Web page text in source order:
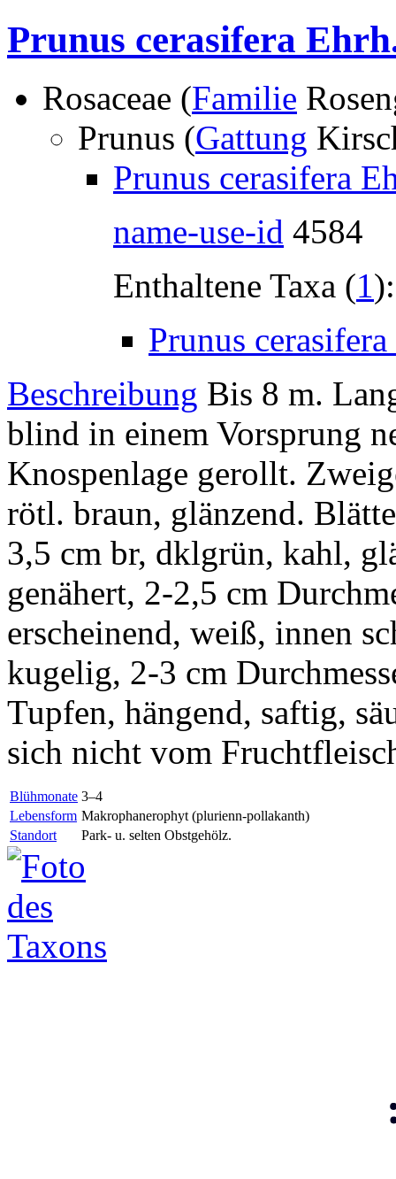
Prunus cerasifera
Rosaceae (Familie
Prunus (Gattung
Prunus cerasifera
name-use-id 4584
Enthaltene Taxa (1):
Prunus
Beschreibung Bis 8 m.
blind in einem Vorsprung
Knospenlage gerollt.
rötl. braun, glänzend.
3,5 cm br, dklgrün, kahl,
genähert, 2-2,5 cm
erscheinend, weiß, innen
kugelig, 2-3 cm
Tupfen, hängend, saftig,
sich nicht vom
Blühmonate 3–4
Lebensform Makrophanerophyt (plurienn-pollakanth)
Standort
Park- u. selten Obstgehölz.